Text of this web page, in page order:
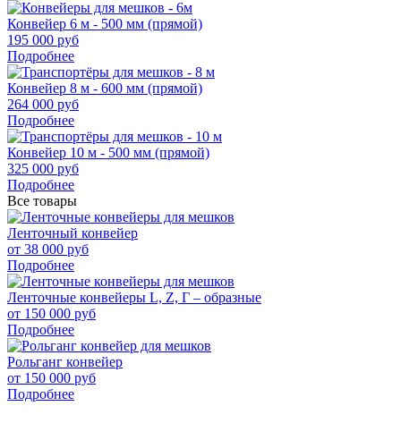
Конвейер 6 м - 500 мм (прямой)
195 000 руб
Подробнее
Конвейер 8 м - 600 мм (прямой)
264 000 руб
Подробнее
Конвейер 10 м - 500 мм (прямой)
325 000 руб
Подробнее
Все товары
Ленточный конвейер
от 38 000 руб
Подробнее
Ленточные конвейеры L, Z, Г – образные
от 150 000 руб
Подробнее
Рольганг конвейер
от 150 000 руб
Подробнее